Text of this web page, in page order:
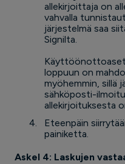
allekirjoittaja on
vahvalla
järjestelmä saa
Signilta.
loppuun on
myöhemmin, sillä
sähköposti-
allekirjoituksesta
Eteenpäin
painiketta.
Askel 4: Laskujen